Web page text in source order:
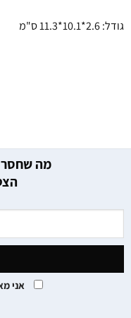
גודל: 2.6*10.1*11.3 ס"מ
מה שחסר
אני